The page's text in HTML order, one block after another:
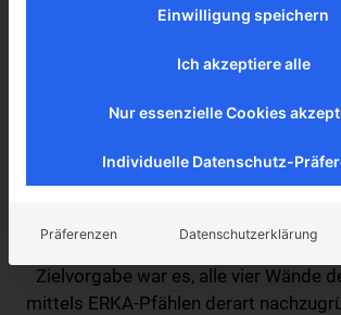
Die ERKA Pfahl GmbH wurde
Aachen angefragt. Die Gründung des
Trier sollte verbessert werden. Im
hatten sich dort – bedingt durch
Rissegezeigt.
Zielvorgabe war es, alle vier Wände
mittels ERKA-Pfählen derart
Einwilligung speichern
Ich akzeptiere alle
Nur essenzielle Cookies
Individuelle Datenschutz-
Präferenzen Datenschutzerklärung